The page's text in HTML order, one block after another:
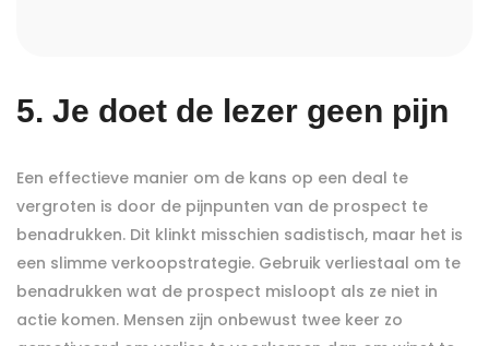
5. Je doet de lezer geen pijn
Een effectieve manier om de kans op een deal te
vergroten is door de pijnpunten van de prospect te
benadrukken. Dit klinkt misschien sadistisch, maar het is
een slimme verkoopstrategie. Gebruik verliestaal om te
benadrukken wat de prospect misloopt als ze niet in
actie komen. Mensen zijn onbewust twee keer zo